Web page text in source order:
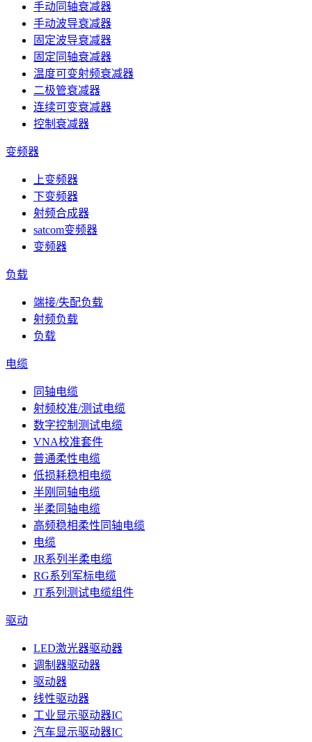
手动同轴衰减器
手动波导衰减器
固定波导衰减器
固定同轴衰减器
温度可变射频衰减器
二极管衰减器
连续可变衰减器
控制衰减器
变频器
上变频器
下变频器
射频合成器
satcom变频器
变频器
负载
端接/失配负载
射频负载
负载
电缆
同轴电缆
射频校准/测试电缆
数字控制测试电缆
VNA校准套件
普通柔性电缆
低损耗稳相电缆
半刚同轴电缆
半柔同轴电缆
高频稳相柔性同轴电缆
电缆
JR系列半柔电缆
RG系列军标电缆
JT系列测试电缆组件
驱动
LED激光器驱动器
调制器驱动器
驱动器
线性驱动器
工业显示驱动器IC
汽车显示驱动器IC